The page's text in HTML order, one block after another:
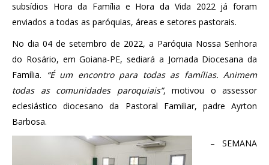
subsídios Hora da Família e Hora da Vida 2022 já foram
enviados a todas as paróquias, áreas e setores pastorais.
No dia 04 de setembro de 2022, a Paróquia Nossa Senhora
do Rosário, em Goiana-PE, sediará a Jornada Diocesana da
Família.
“É um encontro para todas as famílias. Animem
todas as comunidades paroquiais”, motivou o assessor
eclesiástico diocesano da Pastoral Familiar, padre Ayrton
Barbosa.
– SEMANA